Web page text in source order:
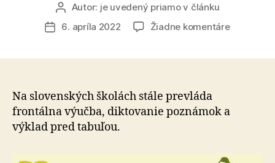
Autor
článku
Autor: je uvedený priamo v článku
Dátum
6. apríla 2022 Žiadne komentárena
originálne
Na slovenských školách stále prevláda
frontálna výučba, diktovanie poznámok a
výklad pred tabuľou.